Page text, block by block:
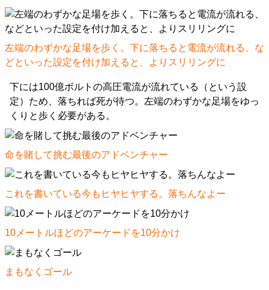
左端のわずかな足場を歩く。下に落ちると電流が流れる、な
どといった設定を付け加えると、よりスリリングに
下には100億ボルトの高圧電流が流れている（という設
定）ため、落ちれば死が待つ。左端のわずかな足場をゆっ
くりと歩く必要がある。
命を賭して挑む最後のアドベンチャー
これを書いている今もヒヤヒヤする。落ちんなよー
10メートルほどのアーケードを10分かけ
まもなくゴール